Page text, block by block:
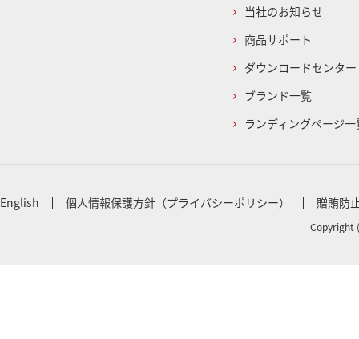
当社のお知らせ
商品サポート
ダウンロードセンター
ブランド一覧
ランディングページ一
English 個人情報保護方針（プライバシーポリシー） 贈賄防
Copyright